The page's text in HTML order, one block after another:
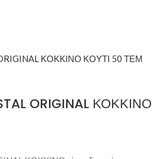
ORIGINAL ΚΟΚΚΙΝΟ